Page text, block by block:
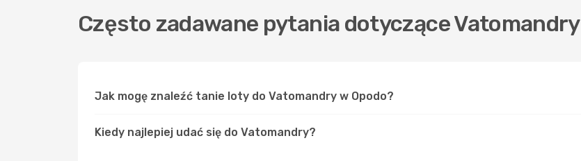
Często zadawane pytania dotyczące Vatomandry
Jak mogę znaleźć tanie loty do Vatomandry w Opodo?
Kiedy najlepiej udać się do Vatomandry?